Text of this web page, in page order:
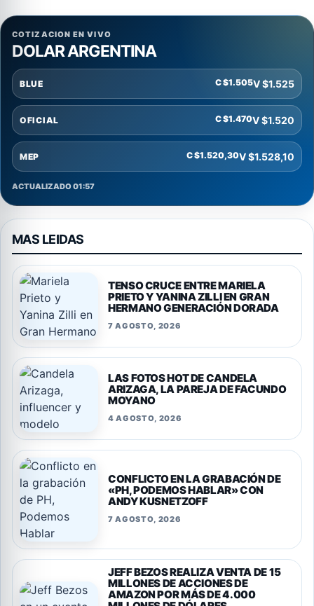
COTIZACION EN VIVO
DOLAR ARGENTINA
BLUE C $1.505V $1.525
OFICIAL C $1.470V $1.520
MEP C $1.520,30V $1.528,10
ACTUALIZADO 01:57
MAS LEIDAS
TENSO CRUCE ENTRE MARIELA
PRIETO Y YANINA ZILLI EN GRAN
HERMANO GENERACIÓN DORADA
7 AGOSTO, 2026
LAS FOTOS HOT DE CANDELA
ARIZAGA, LA PAREJA DE FACUNDO
MOYANO
4 AGOSTO, 2026
CONFLICTO EN LA GRABACIÓN DE
«PH, PODEMOS HABLAR» CON
ANDY KUSNETZOFF
7 AGOSTO, 2026
JEFF BEZOS REALIZA VENTA DE 15
MILLONES DE ACCIONES DE
AMAZON POR MÁS DE 4.000